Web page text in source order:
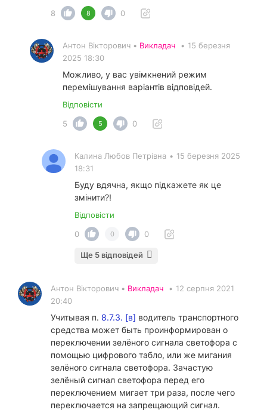
8
8 0
Антон Вікторович • Викладач • 15 березня
2025 18:30
Можливо, у вас увімкнений режим
перемішування варіантів відповідей.
Відповісти
5
5 0
Калина Любов Петрівна • 15 березня 2025
18:31
Буду вдячна, якщо підкажете як це
змінити?!
Відповісти
0
0 0
Ще 5 відповідей
Антон Вікторович • Викладач • 12 серпня 2021
20:40
Учитывая п. 8.7.3. [в] водитель транспортного
средства может быть проинформирован о
переключении зелёного сигнала светофора с
помощью цифрового табло, или же мигания
зелёного сигнала светофора. Зачастую
зелёный сигнал светофора перед его
переключением мигает три раза, после чего
переключается на запрещающий сигнал.